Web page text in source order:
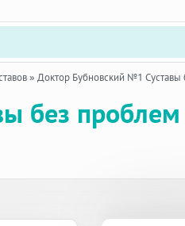
» Доктор Бубновский №1
без